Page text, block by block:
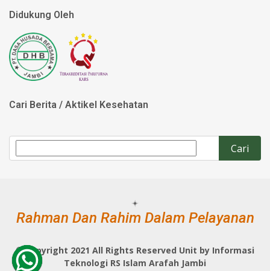
Didukung Oleh
Cari Berita / Aktikel Kesehatan
Rahman Dan Rahim Dalam Pelayanan
©Copyright 2021 All Rights Reserved Unit by Informasi
Teknologi RS Islam Arafah Jambi